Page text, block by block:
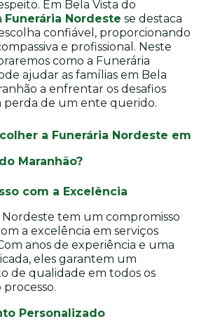
Em Bela Vista do
Funerária Nordeste se destaca
confiável, proporcionando
e profissional. Neste
como a Funerária
ajudar as famílias em Bela
a enfrentar os desafios
perda de um ente querido.
a Funerária Nordeste em
Maranhão?
com a Excelência
Nordeste tem um compromisso
a excelência em serviços
anos de experiência e uma
eles garantem um
de qualidade em todos os
Personalizado